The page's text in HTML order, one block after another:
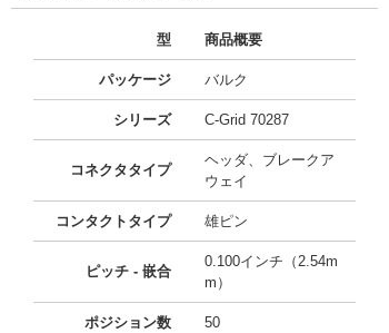
型 商品概要
パッケージ バルク
シリーズ C-Grid 70287
コネクタタイプ
ヘッダ、ブレークア
ウェイ
コンタクトタイプ 雄ピン
ピッチ - 嵌合
0.100インチ（2.54m
m）
ポジション数 50